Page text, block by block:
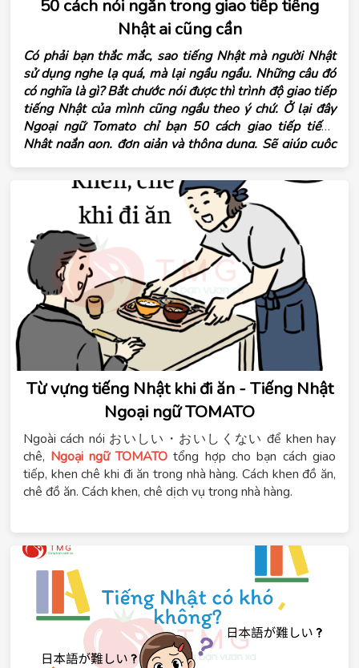
50 cách nói ngắn trong giao tiếp tiếng
Nhật ai cũng cần
Có phải bạn thắc mắc, sao tiếng Nhật mà người Nhật
sử dụng nghe lạ quá, mà lại ngầu ngầu. Những câu đó
có nghĩa là gì? Bắt chước nói được thì trình độ giao tiếp
tiếng Nhật của mình cũng ngầu theo ý chứ. Ở lại đây
Ngoại ngữ Tomato chỉ bạn 50 cách giao tiếp tiếng
Nhật ngắn gọn, đơn giản và thông dụng. Sẽ giúp cuộc
người đối diện. Học và áp dụng thật tốt nhé!
Từ vựng tiếng Nhật khi đi ăn - Tiếng Nhật
Ngoại ngữ TOMATO
Ngoài cách nói おいしい・おいしくない để khen hay
chê, Ngoại ngữ TOMATO tổng hợp cho bạn cách giao
tiếp, khen chê khi đi ăn trong nhà hàng. Cách khen đồ ăn,
chê đồ ăn. Cách khen, chê dịch vụ trong nhà hàng.